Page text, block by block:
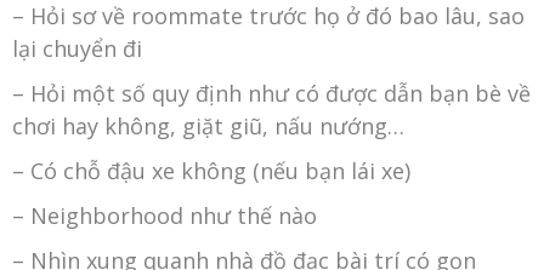
– Hỏi sơ về roommate trước họ ở đó bao lâu, sao
lại chuyển đi
– Hỏi một số quy định như có được dẫn bạn bè về
chơi hay không, giặt giũ, nấu nướng…
– Có chỗ đậu xe không (nếu bạn lái xe)
– Neighborhood như thế nào
– Nhìn xung quanh nhà đồ đạc bài trí có gọn